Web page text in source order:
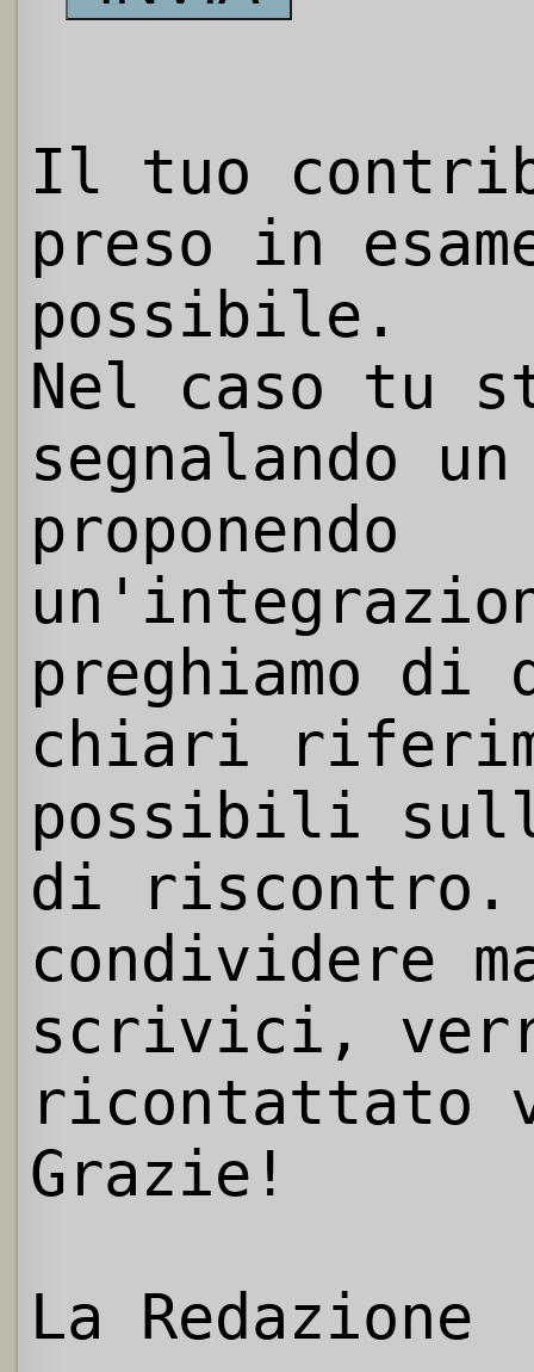
Il tuo
preso in
possibile.
Nel caso tu
segnalando
proponendo
preghiamo
chiari
possibili
di riscontro.
condividere
scrivici,
ricontattato
Grazie!
La Redazione